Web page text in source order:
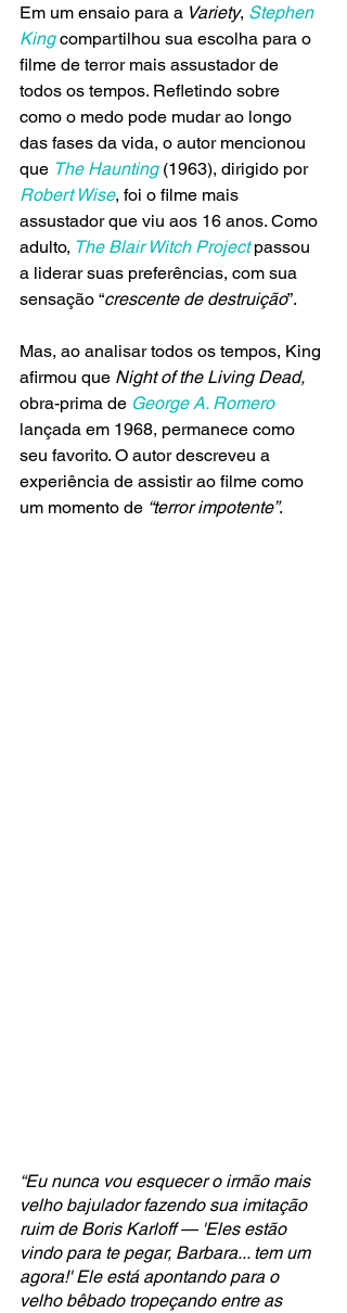
Em um ensaio para a Variety, Stephen
King compartilhou sua escolha para o
filme de terror mais assustador de
todos os tempos. Refletindo sobre
como o medo pode mudar ao longo
das fases da vida, o autor mencionou
que The Haunting (1963), dirigido por
Robert Wise, foi o filme mais
assustador que viu aos 16 anos. Como
adulto, The Blair Witch Project passou
a liderar suas preferências, com sua
sensação “crescente de destruição”.
Mas, ao analisar todos os tempos, King
afirmou que Night of the Living Dead,
obra-prima de George A. Romero
lançada em 1968, permanece como
seu favorito. O autor descreveu a
experiência de assistir ao filme como
um momento de “terror impotente”.
“Eu nunca vou esquecer o irmão mais
velho bajulador fazendo sua imitação
ruim de Boris Karloff — 'Eles estão
vindo para te pegar, Barbara... tem um
agora!' Ele está apontando para o
velho bêbado tropeçando entre as